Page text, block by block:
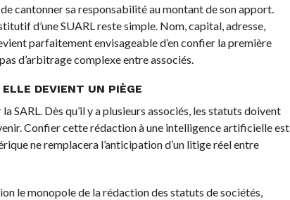
cantonner sa responsabilité au montant de son apport.
d’une SUARL reste simple. Nom, capital, adresse,
parfaitement envisageable d’en confier la première
d’arbitrage complexe entre associés.
DEVIENT UN PIÈGE
SARL. Dès qu’il y a plusieurs associés, les statuts doivent
Confier cette rédaction à une intelligence artificielle est
ne remplacera l’anticipation d’un litige réel entre
le monopole de la rédaction des statuts de sociétés,